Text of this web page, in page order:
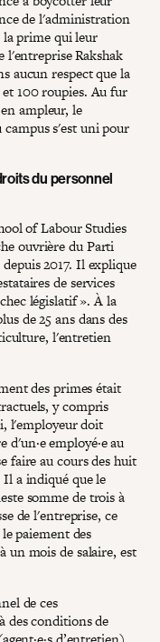
de l'administration
la prime qui leur
l'entreprise Rakshak
aucun respect que la
100 roupies. Au fur
ampleur, le
s'est uni pour
du personnel
of Labour Studies
ouvrière du Parti
2017. Il explique
de services
législatif ». À la
de 25 ans dans des
l'entretien
des primes était
y compris
l'employeur doit
employé·e au
faire au cours des huit
a indiqué que le
somme de trois à
de l'entreprise, ce
paiement des
un mois de salaire, est
de ces
des conditions de